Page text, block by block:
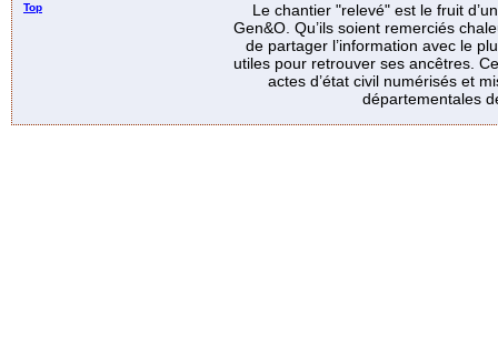
Top
Le chantier "relevé" est le fruit
Gen&O. Qu’ils soient remerciés
de partager l’information avec le
utiles pour retrouver ses ancêtres.
actes d’état civil numérisés et
départementales